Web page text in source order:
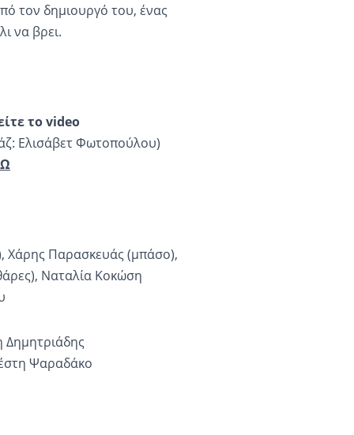
τον δημιουργό του, ένας
να βρει.
τοvideo
Ελισάβετ Φωτοπούλου)
Χάρης Παρασκευάς (μπάσο),
Ναταλία Κοκώση
Δημητριάδης
Ψαραδάκο